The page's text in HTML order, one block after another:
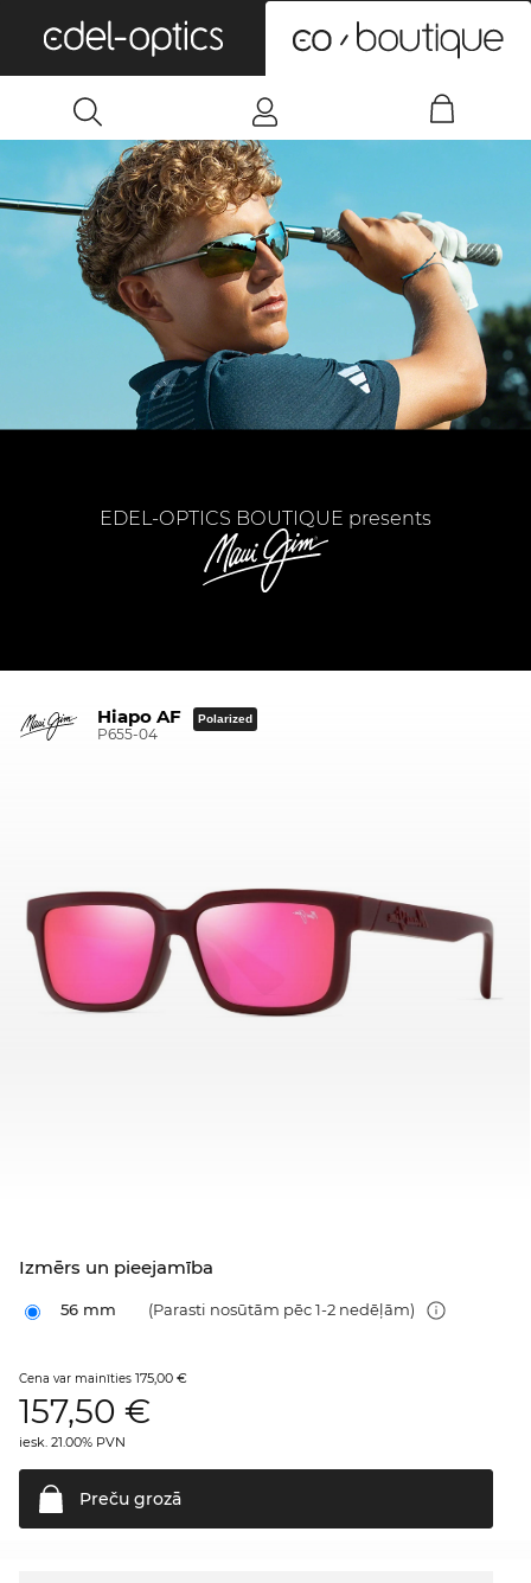
EDEL-OPTICS BOUTIQUE presents
Hiapo AF
P655-04
Polarized
Izmērs un pieejamība
56 mm (Parasti nosūtām pēc 1-2 nedēļām)
Cena var mainīties 175,00 €
157,50 €
iesk. 21.00% PVN
Preču grozā